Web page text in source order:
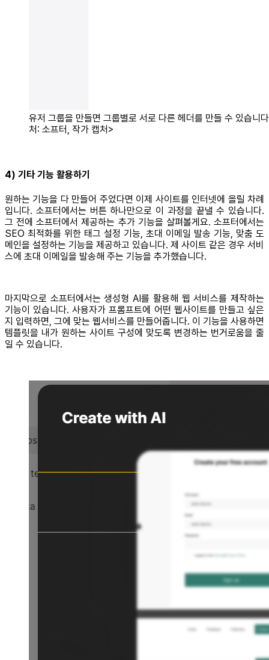
유저 그룹을 만들면 그룹별로 서로 다른 헤더를 만들 수 있습니
처: 소프터, 작가 캡처>
4) 기타 기능 활용하기
원하는 기능을 다 만들어 주었다면 이제 사이트를 인터넷에 올릴 차례
입니다. 소프터에서는 버튼 하나만으로 이 과정을 끝낼 수 있습니다.
그 전에 소프터에서 제공하는 추가 기능을 살펴볼게요. 소프터에서는
SEO 최적화를 위한 태그 설정 기능, 초대 이메일 발송 기능, 맞춤 도
메인을 설정하는 기능을 제공하고 있습니다. 제 사이트 같은 경우 서비
스에 초대 이메일을 발송해 주는 기능을 추가했습니다.
마지막으로 소프터에서는 생성형 AI를 활용해 웹 서비스를 제작하는
기능이 있습니다. 사용자가 프롬프트에 어떤 웹사이트를 만들고 싶은
지 입력하면, 그에 맞는 웹서비스를 만들어줍니다. 이 기능을 사용하면
템플릿을 내가 원하는 사이트 구성에 맞도록 변경하는 번거로움을 줄
일 수 있습니다.